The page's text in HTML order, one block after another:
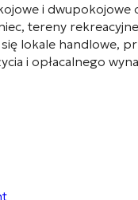
i dwupokojowe
tereny
lokale handlowe,
i opłacalnego